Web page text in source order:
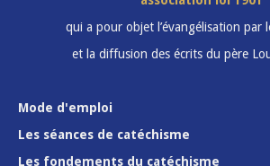
qui a pour objet l’évangélisation par
et la diffusion des écrits du père
Mode d'emploi
Les séances de catéchisme
Les fondements du catéchisme